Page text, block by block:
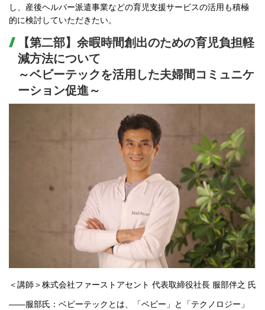
し、産後ヘルパー派遣事業などの育児支援サービスの活用も積極
的に検討していただきたい。
【第二部】余暇時間創出のための育児負担軽
減方法について
～ベビーテックを活用した夫婦間コミュニケ
ーション促進～
＜講師＞株式会社ファーストアセント 代表取締役社長 服部伴之 氏
――服部氏：ベビーテックとは、「ベビー」と「テクノロジー」